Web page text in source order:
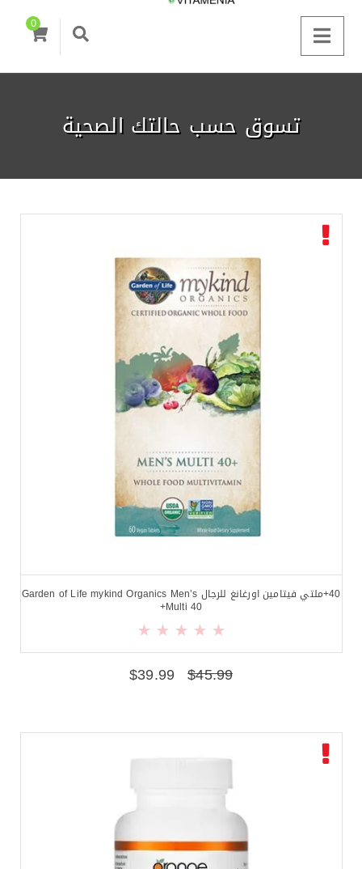
0
تسوق حسب حالتك الصحية
40+ملتي فيتامين اورغانغ للرجال Garden of Life mykind Organics Men’s
Multi 40+
$45.99
$39.99